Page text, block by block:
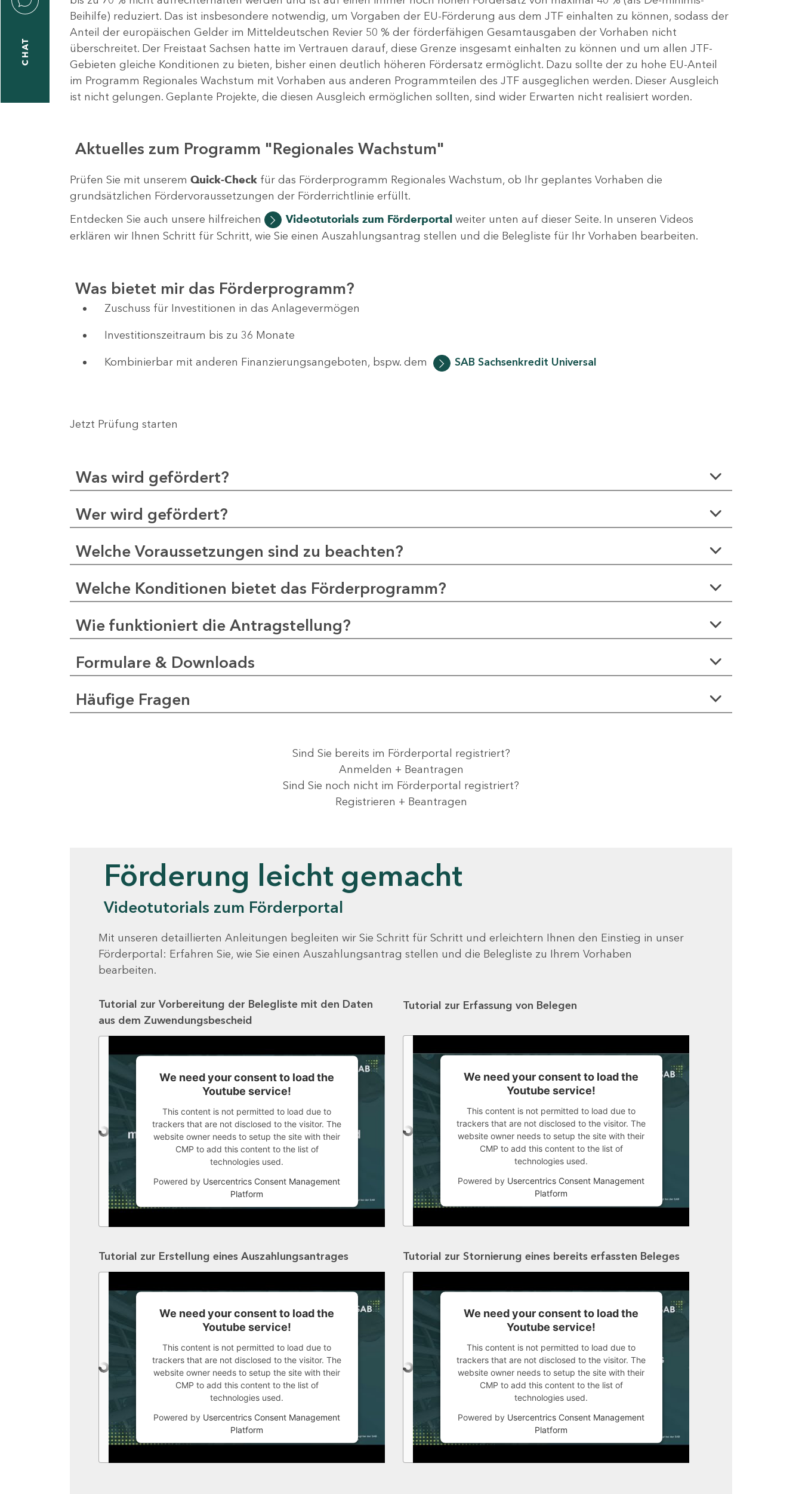
CHAT
Beihilfe) reduziert. Das ist insbesondere notwendig, um Vorgaben der EU-Förderung aus dem JTF einhalten zu können, sodass der
Anteil der europäischen Gelder im Mitteldeutschen Revier 50 % der förderfähigen Gesamtausgaben der Vorhaben nicht
überschreitet. Der Freistaat Sachsen hatte im Vertrauen darauf, diese Grenze insgesamt einhalten zu können und um allen JTF-
Gebieten gleiche Konditionen zu bieten, bisher einen deutlich höheren Fördersatz ermöglicht. Dazu sollte der zu hohe EU-Anteil
im Programm Regionales Wachstum mit Vorhaben aus anderen Programmteilen des JTF ausgeglichen werden. Dieser Ausgleich
ist nicht gelungen. Geplante Projekte, die diesen Ausgleich ermöglichen sollten, sind wider Erwarten nicht realisiert worden.
Aktuelles zum Programm "Regionales Wachstum"
Prüfen Sie mit unserem Quick-Check für das Förderprogramm Regionales Wachstum, ob Ihr geplantes Vorhaben die
grundsätzlichen Fördervoraussetzungen der Förderrichtlinie erfüllt.
Entdecken Sie auch unsere hilfreichen
Videotutorials zum Förderportalweiter unten auf dieser Seite. In unseren Videos
erklären wir Ihnen Schritt für Schritt, wie Sie einen Auszahlungsantrag stellen und die Belegliste für Ihr Vorhaben bearbeiten.
Was bietet mir das Förderprogramm?
Zuschuss für Investitionen in das Anlagevermögen
Investitionszeitraum bis zu 36 Monate
Kombinierbar mit anderen Finanzierungsangeboten, bspw. dem SAB Sachsenkredit Universal
Jetzt Prüfung starten
Was wird gefördert?
Wer wird gefördert?
Welche Voraussetzungen sind zu beachten?
Welche Konditionen bietet das Förderprogramm?
Wie funktioniert die Antragstellung?
Formulare & Downloads
Häufige Fragen
Sind Sie bereits im Förderportal registriert?
Anmelden + Beantragen
Sind Sie noch nicht im Förderportal registriert?
Registrieren + Beantragen
Förderung leicht gemacht
Videotutorials zum Förderportal
Mit unseren detaillierten Anleitungen begleiten wir Sie Schritt für Schritt und erleichtern Ihnen den Einstieg in unser
Förderportal: Erfahren Sie, wie Sie einen Auszahlungsantrag stellen und die Belegliste zu Ihrem Vorhaben
bearbeiten.
Tutorial zur Vorbereitung der Belegliste mit den Daten
aus dem Zuwendungsbescheid
We need your consent to load the
Youtube service!
This content is not permitted to load due to
trackers that are not disclosed to the visitor. The
website owner needs to setup the site with their
CMP to add this content to the list of
technologies used.
Powered by Usercentrics Consent Management
Platform
Tutorial zur Erfassung von Belegen
We need your consent to load the
Youtube service!
This content is not permitted to load due to
trackers that are not disclosed to the visitor. The
website owner needs to setup the site with their
CMP to add this content to the list of
technologies used.
Powered by Usercentrics Consent Management
Platform
Tutorial zur Erstellung eines Auszahlungsantrages
We need your consent to load the
Youtube service!
This content is not permitted to load due to
trackers that are not disclosed to the visitor. The
website owner needs to setup the site with their
CMP to add this content to the list of
technologies used.
Powered by Usercentrics Consent Management
Platform
Tutorial zur Stornierung eines bereits erfassten Beleges
We need your consent to load the
Youtube service!
This content is not permitted to load due to
trackers that are not disclosed to the visitor. The
website owner needs to setup the site with their
CMP to add this content to the list of
technologies used.
Powered by Usercentrics Consent Management
Platform